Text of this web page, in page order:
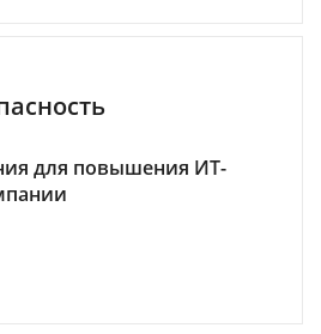
для повышения ИТ-